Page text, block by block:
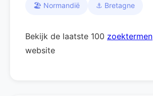
🏖️ Normandië ⚓ Bretagne
Bekijk de laatste 100 zoektermen
website